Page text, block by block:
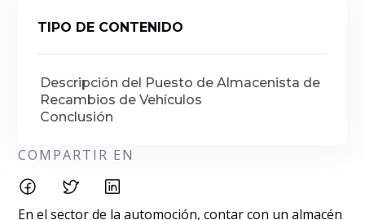
TIPO DE CONTENIDO
Descripción del Puesto de Almacenista de
Recambios de Vehículos
Conclusión
COMPARTIR EN
En el sector de la automoción, contar con un almacén